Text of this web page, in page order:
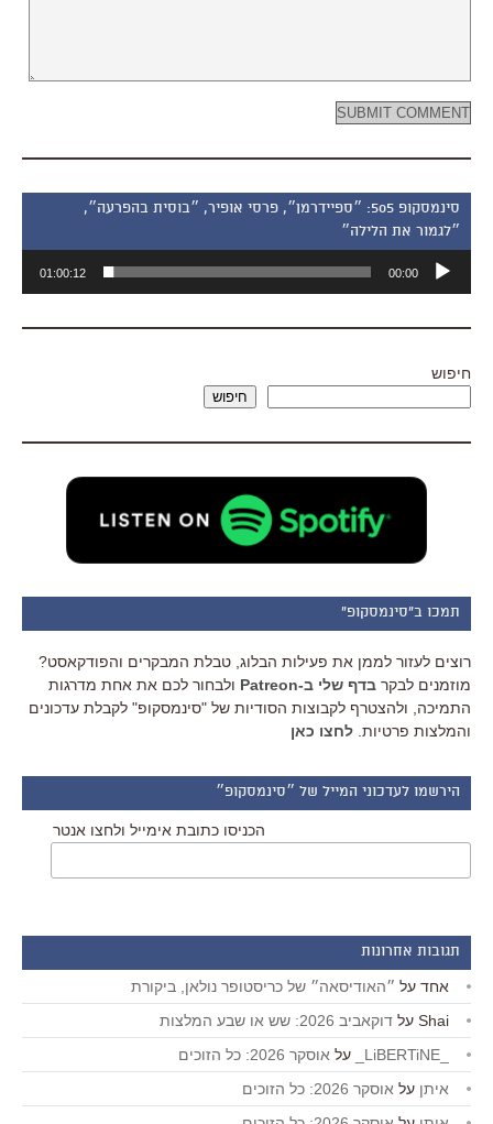
סינמסקופ 505: ״ספיידרמן״, פרסי אופיר, ״בוסית בהפרעה״,
״לגמור את הלילה״
אודיו
00:00
01:00:12
חיפוש
חיפוש
תמכו ב"סינמסקופ"
רוצים לעזור לממן את פעילות הבלוג, טבלת המבקרים והפודקאסט?
מוזמנים לבקר בדף שלי ב-Patreon
ולבחור לכם את אחת מדרגות
התמיכה, ולהצטרף לקבוצות הסודיות של "סינמסקופ" לקבלת עדכונים
והמלצות פרטיות. לחצו כאן
הירשמו לעדכוני המייל של ״סינמסקופ״
הכניסו כתובת אימייל ולחצו אנטר
תגובות אחרונות
אחד על ״האודיסאה״ של כריסטופר נולאן, ביקורת
Shai על דוקאביב 2026: שש או שבע המלצות
על אוסקר 2026: כל הזוכים
איתן על אוסקר 2026: כל הזוכים